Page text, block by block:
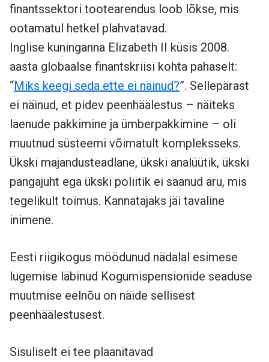
finantssektori tootearendus loob lõkse, mis
ootamatul hetkel plahvatavad.
Inglise kuninganna Elizabeth II küsis 2008.
aasta globaalse finantskriisi kohta pahaselt:
“Miks keegi seda ette ei näinud?”. Sellepärast
ei näinud, et pidev peenhäälestus – näiteks
laenude pakkimine ja ümberpakkimine – oli
muutnud süsteemi võimatult kompleksseks.
Ükski majandusteadlane, ükski analüütik, ükski
pangajuht ega ükski poliitik ei saanud aru, mis
tegelikult toimus. Kannatajaks jäi tavaline
inimene.
Eesti riigikogus möödunud nädalal esimese
lugemise läbinud Kogumispensionide seaduse
muutmise eelnõu on näide sellisest
peenhäälestusest.
Sisuliselt ei tee plaanitavad